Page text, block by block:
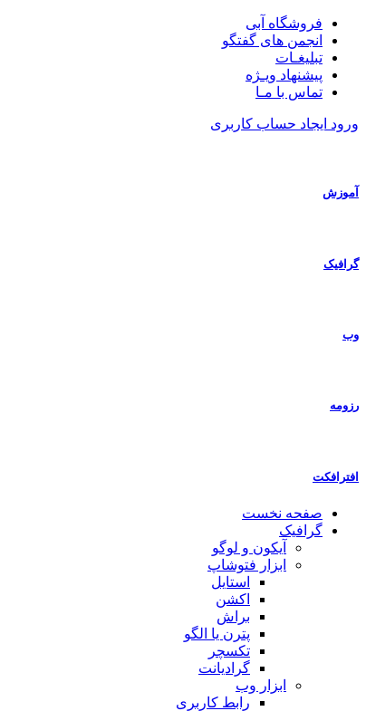
فروشگاه آبی
انجمن های گفتگو
تبلیغـات
پیشنهاد ویـژه
تماس با مـا
ورود ایجاد حساب کاربری
آموزش
گرافیک
وب
رزومه
افترافکت
صفحه نخست
گرافیک
آیکون و لوگو
ابزار فتوشاپ
استایل
اکشن
براش
پترن یا الگو
تکسچر
گرادیانت
ابزار وب
رابط کاربری